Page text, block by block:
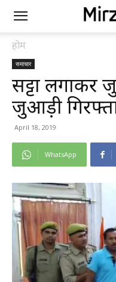
होम
समाचार
सट्टा
जुआड़ी
April 18, 2019
WhatsApp